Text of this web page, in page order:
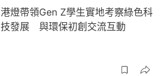
港燈帶領Gen Z學生實地考察綠色科
技發展 與環保初創交流互動